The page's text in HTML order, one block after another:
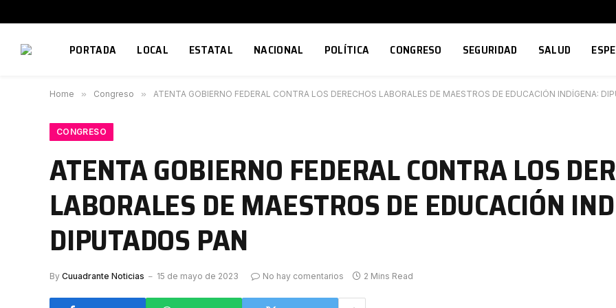
PORTADA LOCAL ESTATAL NACIONAL POLÍTICA CONGRESO SEGURIDAD SALUD
Home » Congreso » ATENTA GOBIERNO FEDERAL CONTRA LOS DERECHOS LABORALES DE MAESTROS DE EDUCACIÓN INDÍGENA:
CONGRESO
ATENTA GOBIERNO FEDERAL CONTRA LOS
LABORALES DE MAESTROS DE EDUCACIÓN
DIPUTADOS PAN
By Cuuadrante Noticias 15 de mayo de 2023 No hay comentarios 2 Mins Read